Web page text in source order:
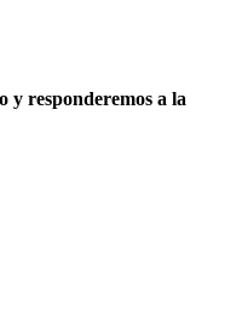
y responderemos a la